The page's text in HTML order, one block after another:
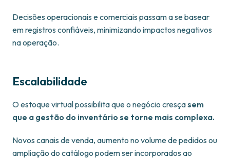
Decisões operacionais e comerciais passam a se basear
em registros confiáveis, minimizando impactos negativos
na operação.
Escalabilidade
O estoque virtual possibilita que o negócio cresçasem
que a gestão do inventário se torne mais complexa.
Novos canais de venda, aumento no volume de pedidos ou
ampliação do catálogo podem ser incorporados ao